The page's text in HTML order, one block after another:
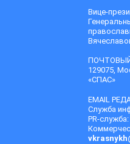
Вице-
129075,
«СПАС»
EMAIL
Служба
PR-служба: